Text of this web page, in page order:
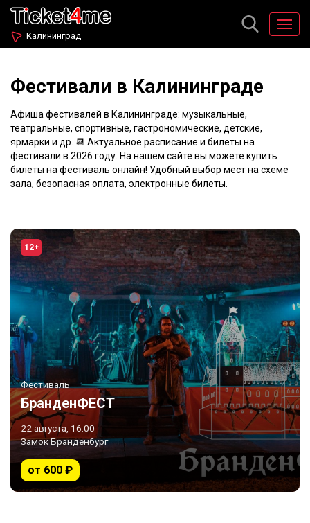
Калининград
Фестивали в Калининграде
Афиша фестивалей в Калининграде: музыкальные,
театральные, спортивные, гастрономические, детские,
ярмарки и др. 📆 Актуальное расписание и билеты на
фестивали в 2026 году. На нашем сайте вы можете купить
билеты на фестиваль онлайн! Удобный выбор мест на схеме
зала, безопасная оплата, электронные билеты.
12+
Фестиваль
БранденФЕСТ
22 августа, 16:00
Замок Бранденбург
от 600 ₽